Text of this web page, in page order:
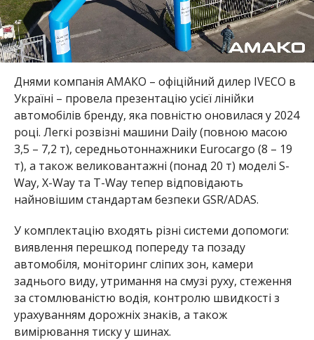
Днями компанія АМАКО – офіційний дилер IVECO в
Україні – провела презентацію усієї лінійки
автомобілів бренду, яка повністю оновилася у 2024
році. Легкі розвізні машини Daily (повною масою
3,5 – 7,2 т), середньотоннажники Eurocargo (8 – 19
т), а також великовантажні (понад 20 т) моделі S-
Way, X-Way та T-Way тепер відповідають
найновішим стандартам безпеки GSR/ADAS.
У комплектацію входять різні системи допомоги:
виявлення перешкод попереду та позаду
автомобіля, моніторинг сліпих зон, камери
заднього виду, утримання на смузі руху, стеження
за стомлюваністю водія, контролю швидкості з
урахуванням дорожніх знаків, а також
вимірювання тиску у шинах.